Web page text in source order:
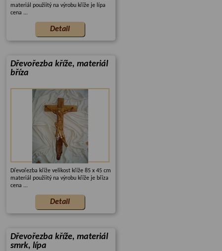
materiál použiitý na výrobu kříže je lípa
cena ...
Dřevořezba kříže, materiál
bříza
Dřevořezba kříže velikost kříže 85 x 45 cm
materiál použiitý na výrobu kříže je bříza
cena ...
Dřevořezba kříže, materiál
smrk, lípa